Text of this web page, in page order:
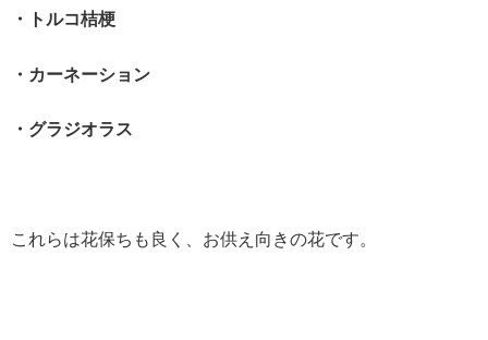
・トルコ桔梗
・カーネーション
・グラジオラス
これらは花保ちも良く、お供え向きの花です。